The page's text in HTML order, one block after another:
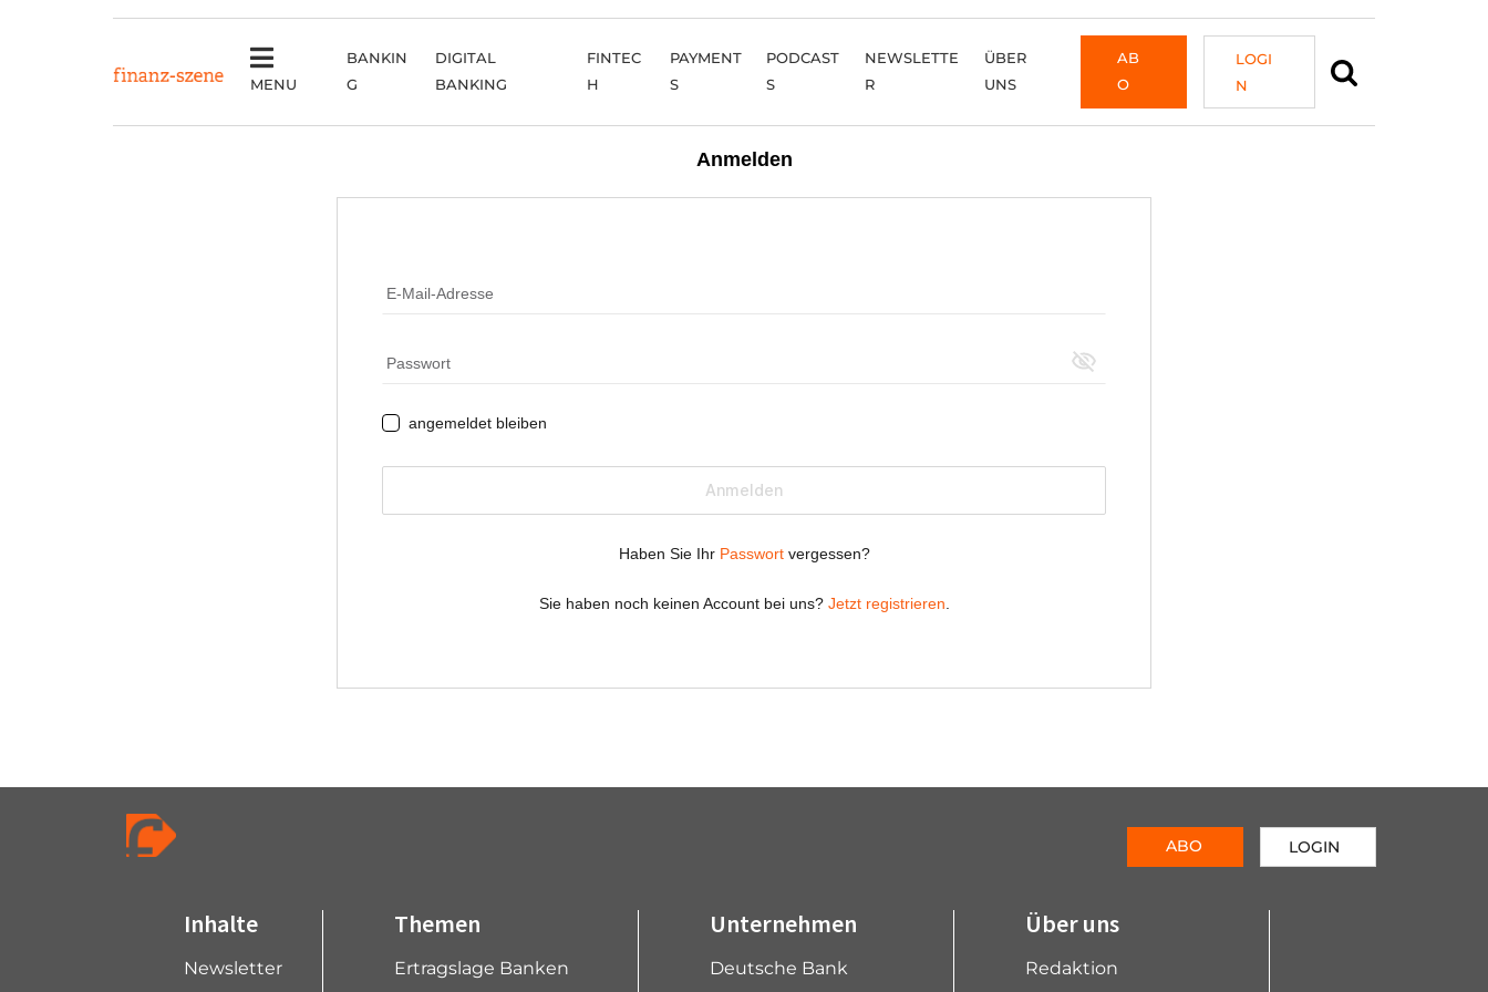
MENU
BANKIN
G
DIGITAL
BANKING
FINTEC
H
PAYMENT
S
PODCAST
S
NEWSLETTE
R
ÜBER
UNS
AB
O
LOGI
N
Inhalte
Newsletter
Themen
Ertragslage Banken
Unternehmen
Deutsche Bank
Über uns
Redaktion
ABO LOGIN